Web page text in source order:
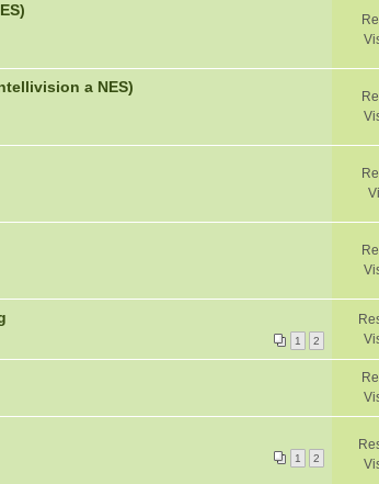
a NES)
1 2
1 2